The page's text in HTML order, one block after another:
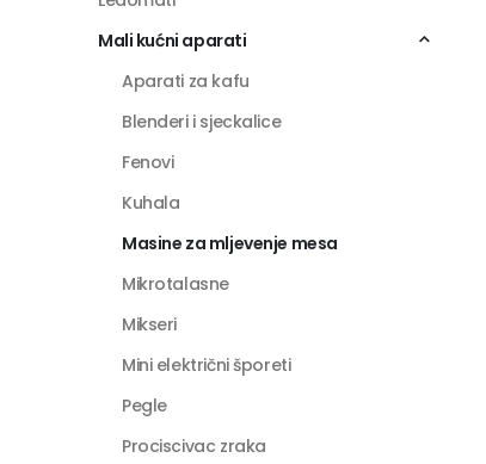
Mali kućni aparati
Aparati za kafu
Blenderi i sjeckalice
Fenovi
Kuhala
Masine za mljevenje mesa
Mikrotalasne
Mikseri
Mini električni šporeti
Pegle
Prociscivac zraka